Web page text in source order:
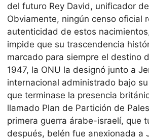
del futuro Rey David, unificador
Obviamente, ningún censo oficial
autenticidad de estos
impide que su trascendencia
marcado para siempre el destino
1947, la ONU la designó junto a
internacional administrado bajo
que terminase la presencia
llamado Plan de Partición de
primera guerra árabe-israelí, que
después, belén fue anexionada a